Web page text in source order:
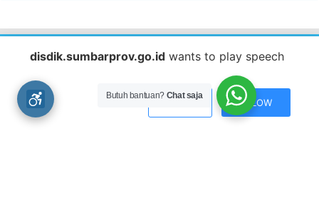
Disdik Sumbar Dampingi Kunker Komisi 5 DPRD
Jumat, 25 Oktober 2019
Butuh bantuan? Chat saja
disdik.sumbarprov.go.idwants to play speech
ALLOW